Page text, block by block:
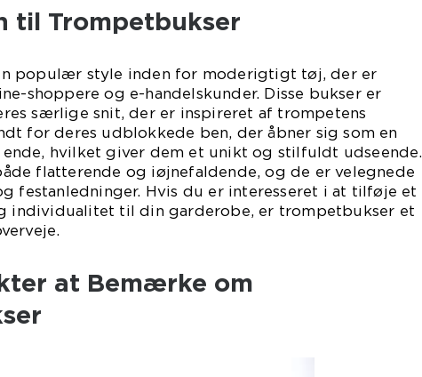
til Trompetbukser
populær style inden for moderigtigt tøj, der er
shoppere og e-handelskunder. Disse bukser er
særlige snit, der er inspireret af trompetens
for deres udblokkede ben, der åbner sig som en
hvilket giver dem et unikt og stilfuldt udseende.
flatterende og iøjnefaldende, og de er velegnede
festanledninger. Hvis du er interesseret i at tilføje et
individualitet til din garderobe, er trompetbukser et
at Bemærke om